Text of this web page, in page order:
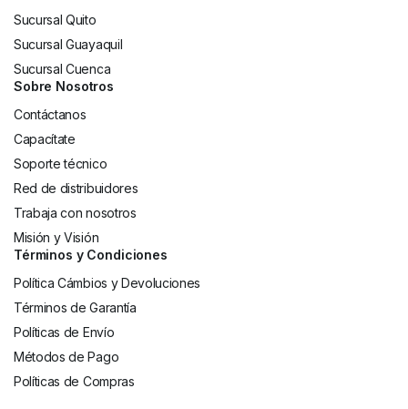
Sucursal Quito
Sucursal Guayaquil
Sucursal Cuenca
Sobre Nosotros
Contáctanos
Capacítate
Soporte técnico
Red de distribuidores
Trabaja con nosotros
Misión y Visión
Términos y Condiciones
Política Cámbios y Devoluciones
Términos de Garantía
Políticas de Envío
Métodos de Pago
Políticas de Compras